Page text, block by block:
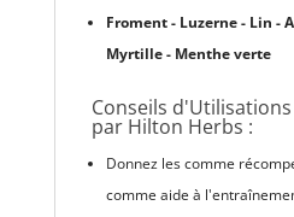
Froment - Luzerne - Lin -
Myrtille - Menthe verte
Conseils
par Hilton Herbs :
Donnez les comme
comme aide à